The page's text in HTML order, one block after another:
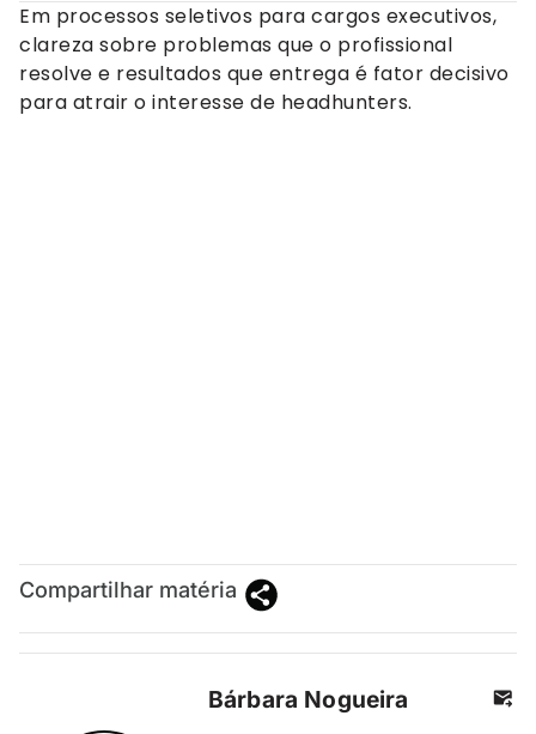
Em processos seletivos para cargos executivos,
clareza sobre problemas que o profissional
resolve e resultados que entrega é fator decisivo
para atrair o interesse de headhunters.
Compartilhar matéria
Bárbara Nogueira